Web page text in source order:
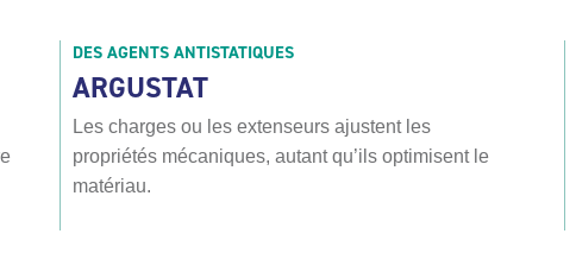
DES AGENTS ANTISTATIQUES
ARGUSTAT
Les charges ou les extenseurs ajustent les
propriétés mécaniques, autant qu’ils optimisent le
matériau.